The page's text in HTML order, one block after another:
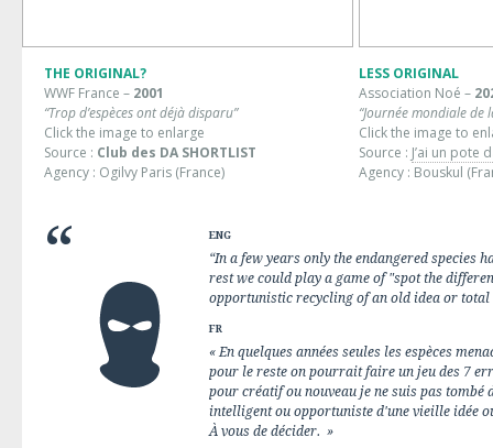
THE ORIGINAL?
WWF France – 2001
“Trop d’espèces ont déjà disparu”
Click the image to enlarge
Source : Club des DA SHORTLIST
Agency : Ogilvy Paris (France)
LESS ORIGINAL
Association Noé –
“Journée mondiale de
Click the image to
Source : J’ai un pote
Agency : Bouskul
ENG
“In a few years only the endangered species
rest we could play a game of "spot the
opportunistic recycling of an old idea or total
FR
« En quelques années seules les espèces
pour le reste on pourrait faire un jeu des 7
pour créatif ou nouveau je ne suis pas tombé
intelligent ou opportuniste d'une vieille idée
À vous de décider. »